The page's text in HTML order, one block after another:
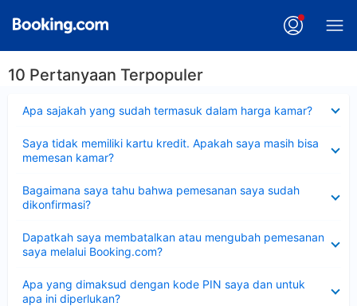
10 Pertanyaan Terpopuler
Apa sajakah yang sudah termasuk dalam harga kamar?
Saya tidak memiliki kartu kredit. Apakah saya masih bisa
memesan kamar?
Bagaimana saya tahu bahwa pemesanan saya sudah
dikonfirmasi?
Dapatkah saya membatalkan atau mengubah pemesanan
saya melalui Booking.com?
Apa yang dimaksud dengan kode PIN saya dan untuk
apa ini diperlukan?